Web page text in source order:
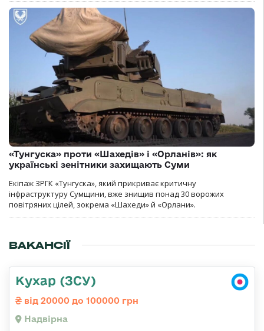
«Тунгуска» проти «Шахедів» і «Орланів»: як
українські зенітники захищають Суми
Екіпаж ЗРГК «Тунгуска», який прикриває критичну
інфраструктуру Сумщини, вже знищив понад 30 ворожих
повітряних цілей, зокрема «Шахеди» й «Орлани».
ВАКАНСІЇ
Кухар (ЗСУ)
від 20000 до 100000 грн
Надвірна